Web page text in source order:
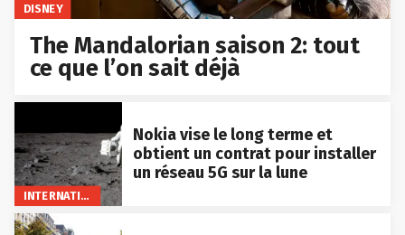
DISNEY
The Mandalorian saison 2: tout
ce que l’on sait déjà
INTERNATIONAL
Nokia vise le long terme et
obtient un contrat pour installer
un réseau 5G sur la lune